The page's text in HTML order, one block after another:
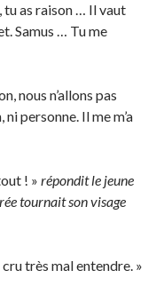
tu as raison … Il vaut
Samus … Tu me
nous n’allons pas
personne. Il me m’a
! » répondit le jeune
tournait son visage
très mal entendre. »